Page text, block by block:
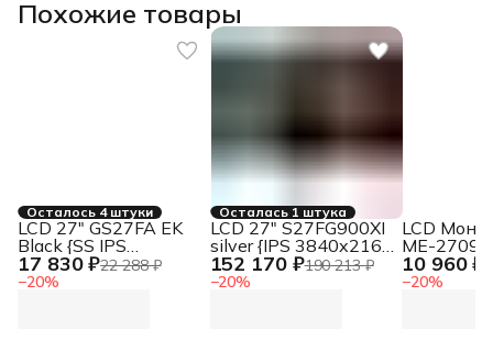
Похожие товары
Осталось 4 штуки
17 830 ₽22 288 ₽
−20%
LCD 27" GS27FA EK
Black {SS IPS
1920x1080 180Hz
1ms 300cd 1000:1
Осталась 1 штука
152 170 ₽190 213 ₽
−20%
LCD 27" S27FG900XI
silver {IPS 3840x2160
165Hz 350cd 2xHDMI
DisplayPort HAS
10 960 ₽
−20%
LCD
ME-2709,